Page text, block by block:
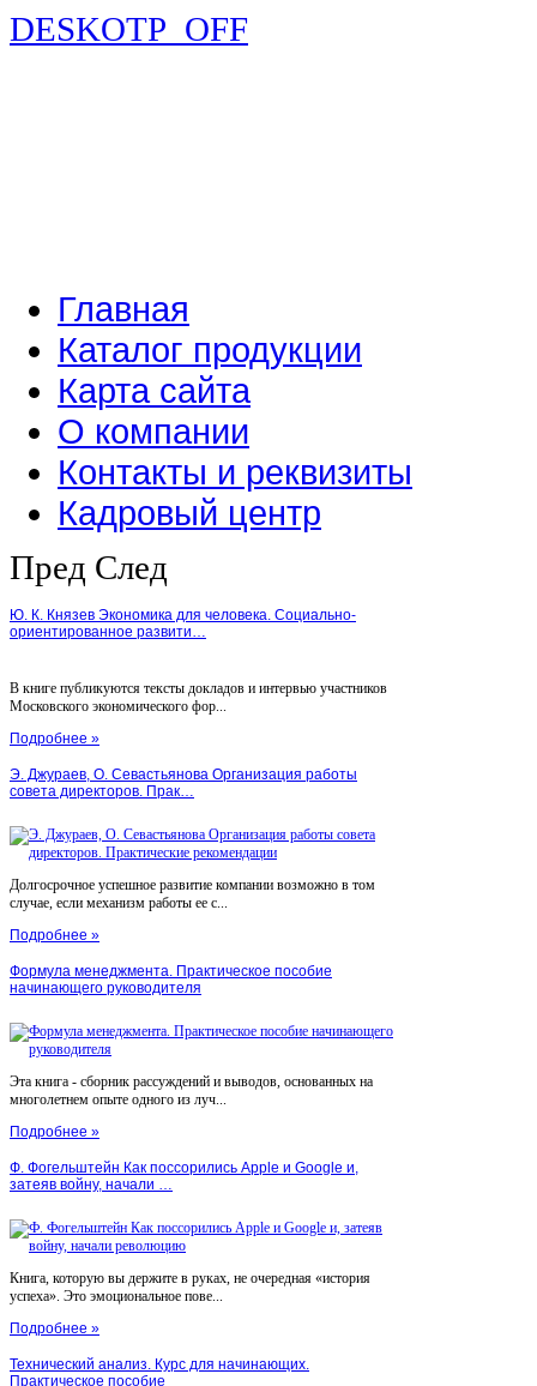
DESKOTP_OFF
Главная
Каталог продукции
Карта сайта
О компании
Контакты и реквизиты
Кадровый центр
Пред След
Ю. К. Князев Экономика для человека. Социально-
ориентированное развити…
В книге публикуются тексты докладов и интервью участников
Московского экономического фор...
Подробнее »
Э. Джураев, О. Севастьянова Организация работы
совета директоров. Прак…
Долгосрочное успешное развитие компании возможно в том
случае, если механизм работы ее с...
Подробнее »
Формула менеджмента. Практическое пособие
начинающего руководителя
Эта книга - сборник рассуждений и выводов, основанных на
многолетнем опыте одного из луч...
Подробнее »
Ф. Фогельштейн Как поссорились Apple и Google и,
затеяв войну, начали …
Книга, которую вы держите в руках, не очередная «история
успеха». Это эмоциональное пове...
Подробнее »
Технический анализ. Курс для начинающих.
Практическое пособие